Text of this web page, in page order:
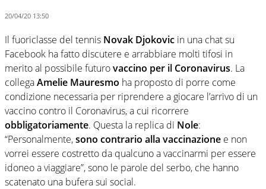
20/04/20 13:50
Il fuoriclasse del tennis Novak Djokovic in una chat su
Facebook ha fatto discutere e arrabbiare molti tifosi in
merito al possibile futurovaccino per il Coronavirus. La
collegaAmelie Mauresmo ha proposto di porre come
condizione necessaria per riprendere a giocare l’arrivo di un
vaccino contro il Coronavirus, a cui ricorrere
obbligatoriamente. Questa la replica di Nole:
“Personalmente,sono contrario alla vaccinazione e non
vorrei essere costretto da qualcuno a vaccinarmi per essere
idoneo a viaggiare”, sono le parole del serbo, che hanno
scatenato una bufera sui social.